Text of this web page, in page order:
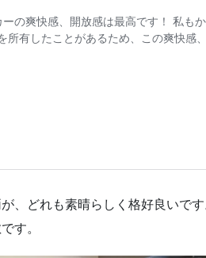
、どれも素晴らしく格好良いで
す。